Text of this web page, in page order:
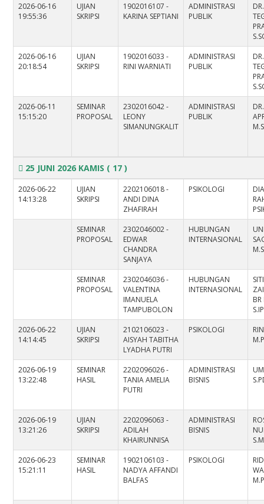
2026-06-16
19:55:36
UJIAN
SKRIPSI
1902016107 -
KARINA SEPTIANI
ADMINISTRASI
PUBLIK
2026-06-16
20:18:54
UJIAN
SKRIPSI
1902016033 -
RINI WARNIATI
ADMINISTRASI
PUBLIK
2026-06-11
15:15:20
SEMINAR
PROPOSAL
2302016042 -
LEONY
SIMANUNGKALIT
ADMINISTRASI
PUBLIK
25 JUNI 2026 KAMIS ( 17 )
2026-06-22
14:13:28
UJIAN
SKRIPSI
2202106018 -
ANDI DINA
ZHAFIRAH
PSIKOLOGI
SEMINAR
PROPOSAL
2302046002 -
EDWAR
CHANDRA
SANJAYA
HUBUNGAN
INTERNASIONAL
SEMINAR
PROPOSAL
2302046036 -
VALENTINA
IMANUELA
TAMPUBOLON
HUBUNGAN
INTERNASIONAL
SITI
2026-06-22
14:14:45
UJIAN
SKRIPSI
2102106023 -
AISYAH TABITHA
LYADHA PUTRI
PSIKOLOGI
2026-06-19
13:22:48
SEMINAR
HASIL
2202096026 -
TANIA AMELIA
PUTRI
ADMINISTRASI
BISNIS
2026-06-19
13:21:26
UJIAN
SKRIPSI
2202096063 -
ADILAH
KHAIRUNNISA
ADMINISTRASI
BISNIS
2026-06-23
15:21:11
SEMINAR
HASIL
1902106103 -
NADYA AFFANDI
BALFAS
PSIKOLOGI